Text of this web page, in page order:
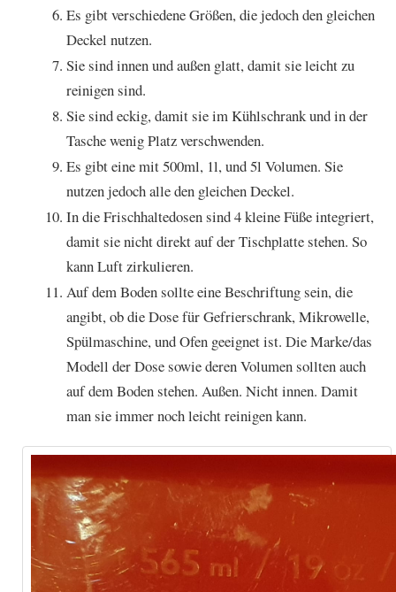
Es gibt verschiedene Größen, die jedoch den gleichen
Deckel nutzen.
Sie sind innen und außen glatt, damit sie leicht zu
reinigen sind.
Sie sind eckig, damit sie im Kühlschrank und in der
Tasche wenig Platz verschwenden.
Es gibt eine mit 500ml, 1l, und 5l Volumen. Sie
nutzen jedoch alle den gleichen Deckel.
In die Frischhaltedosen sind 4 kleine Füße integriert,
damit sie nicht direkt auf der Tischplatte stehen. So
kann Luft zirkulieren.
Auf dem Boden sollte eine Beschriftung sein, die
angibt, ob die Dose für Gefrierschrank, Mikrowelle,
Spülmaschine, und Ofen geeignet ist. Die Marke/das
Modell der Dose sowie deren Volumen sollten auch
auf dem Boden stehen. Außen. Nicht innen. Damit
man sie immer noch leicht reinigen kann.